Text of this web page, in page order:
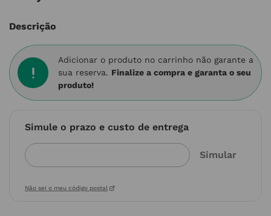
Descrição
Adicionar o produto no carrinho não garante a
sua reserva. Finalize a compra e garanta o seu
produto!
Simule o prazo e custo de entrega
Não sei o meu código postal